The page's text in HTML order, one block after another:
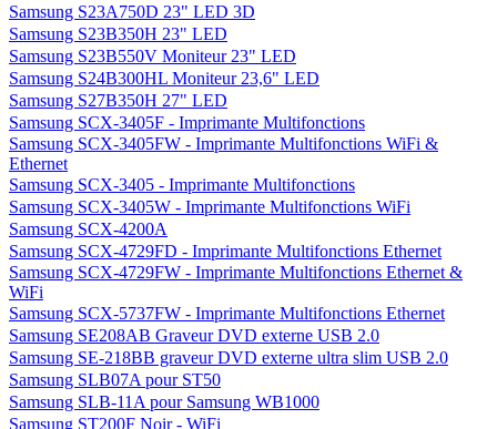
Samsung S23A750D 23" LED 3D
Samsung S23B350H 23" LED
Samsung S23B550V Moniteur 23" LED
Samsung S24B300HL Moniteur 23,6" LED
Samsung S27B350H 27" LED
Samsung SCX-3405F - Imprimante Multifonctions
Samsung SCX-3405FW - Imprimante Multifonctions WiFi &
Ethernet
Samsung SCX-3405 - Imprimante Multifonctions
Samsung SCX-3405W - Imprimante Multifonctions WiFi
Samsung SCX-4200A
Samsung SCX-4729FD - Imprimante Multifonctions Ethernet
Samsung SCX-4729FW - Imprimante Multifonctions Ethernet &
WiFi
Samsung SCX-5737FW - Imprimante Multifonctions Ethernet
Samsung SE208AB Graveur DVD externe USB 2.0
Samsung SE-218BB graveur DVD externe ultra slim USB 2.0
Samsung SLB07A pour ST50
Samsung SLB-11A pour Samsung WB1000
Samsung ST200F Noir - WiFi